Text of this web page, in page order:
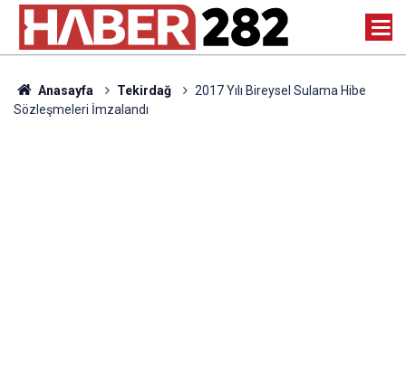
Anasayfa Tekirdağ
2017 Yılı Bireysel Sulama Hibe
Sözleşmeleri İmzalandı